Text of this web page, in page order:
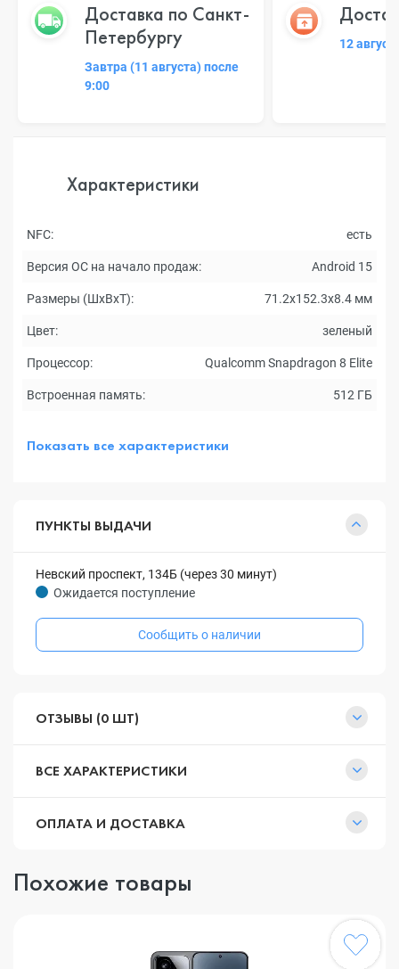
Доставка по Санкт-
Петербургу
Завтра (11 августа) после
9:00
12
Характеристики
NFC: есть
Версия ОС на начало продаж: Android 15
Размеры (ШxВxТ): 71.2x152.3x8.4 мм
Цвет: зеленый
Процессор: Qualcomm Snapdragon 8 Elite
Встроенная память: 512 ГБ
Показать все характеристики
ПУНКТЫ ВЫДАЧИ
Невский проспект, 134Б (через 30 минут)
Ожидается поступление
Сообщить о наличии
ОТЗЫВЫ (0 ШТ)
ВСЕ ХАРАКТЕРИСТИКИ
ОПЛАТА И ДОСТАВКА
Похожие товары